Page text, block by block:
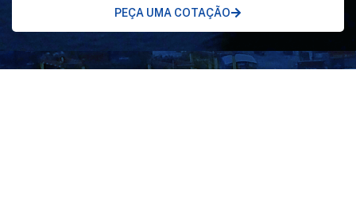
PEÇA UMA COTAÇÃO